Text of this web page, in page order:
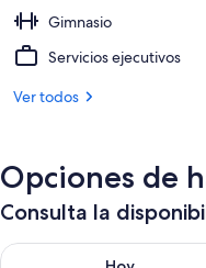
Gimnasio
Servicios ejecutivos
Ver todos
Opciones de
Consulta la
Consulta la disponibilidad